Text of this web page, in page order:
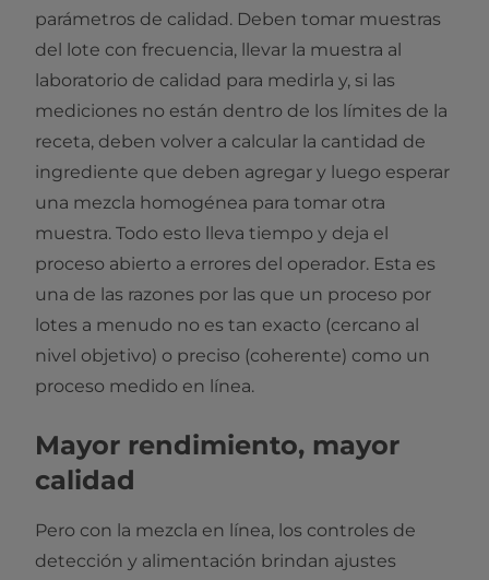
parámetros de calidad. Deben tomar muestras
del lote con frecuencia, llevar la muestra al
laboratorio de calidad para medirla y, si las
mediciones no están dentro de los límites de la
receta, deben volver a calcular la cantidad de
ingrediente que deben agregar y luego esperar
una mezcla homogénea para tomar otra
muestra. Todo esto lleva tiempo y deja el
proceso abierto a errores del operador. Esta es
una de las razones por las que un proceso por
lotes a menudo no es tan exacto (cercano al
nivel objetivo) o preciso (coherente) como un
proceso medido en línea.
Mayor rendimiento, mayor
calidad
Pero con la mezcla en línea, los controles de
detección y alimentación brindan ajustes